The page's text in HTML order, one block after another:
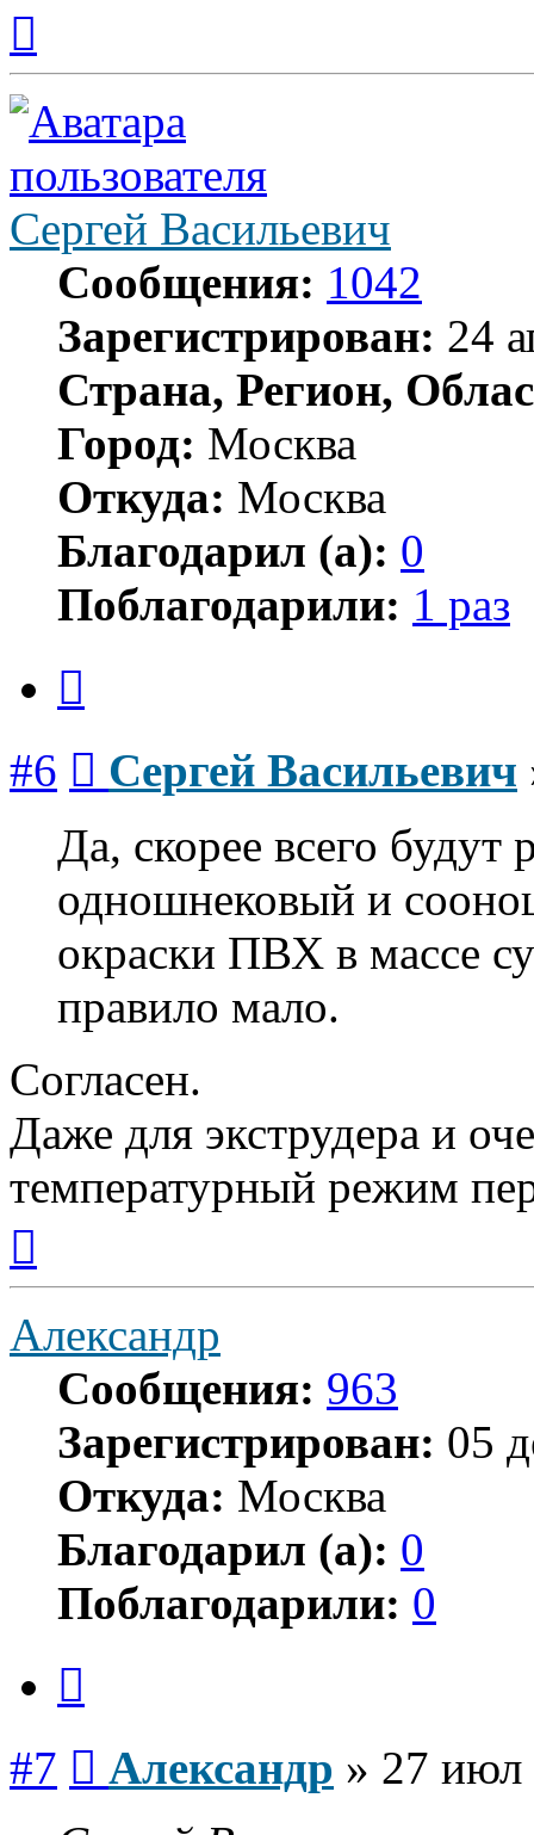
началу
Сергей Васильевич
Сообщения: 1042
Зарегистрирован: 24
Страна, Регион,
Город: Москва
Откуда: Москва
Благодарил (а): 0
Поблагодарили: 1 раз
#6 Сергей Васильевич
Да, скорее всего
одношнековый и
окраски ПВХ в массе
правило мало.
Согласен.
Даже для экструдера и
температурный режим
началу
Александр
Сообщения: 963
Зарегистрирован: 05
Откуда: Москва
Благодарил (а): 0
Поблагодарили: 0
#7 Александр » 27 июл